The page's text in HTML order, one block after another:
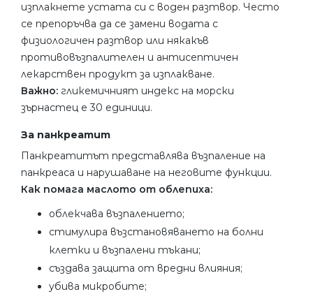
изплакнете устата си с воден разтвор. Често
се препоръчва да се замени водата с
физиологичен разтвор или някакъв
противовъзпалителен и антисептичен
лекарствен продукт за изплакване.
Важно: гликемичният индекс на морски
зърнастец е 30 единици.
За панкреатит
Панкреатитът представлява възпаление на
панкреаса и нарушаване на неговите функции.
Как помага маслото от облепиха:
облекчава възпалението;
стимулира възстановяването на болни
клетки и възпалени тъкани;
създава защита от вредни влияния;
убива микробите;